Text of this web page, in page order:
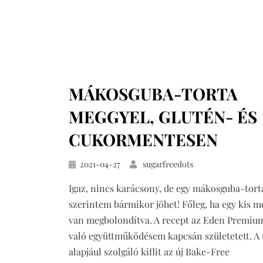
MÁKOSGUBA-TORTA
MEGGYEL, GLUTÉN- ÉS
CUKORMENTESEN
Közzétéve
2021-04-27 sugarfreedots
Igaz, nincs karácsony, de egy mákosguba-
szerintem bármikor jöhet! Főleg, ha egy kis
van megbolondítva. A recept az Eden
való együttműködésem kapcsán születetett.
alapjául szolgáló kiflit az új Bake-Free